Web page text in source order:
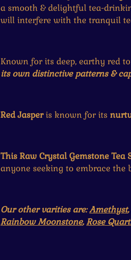
a smooth & delightful tea-
will interfere with the tranquil
Known for its deep, earthy red
its own distinctive patterns &
Red Jasperis known for its
This Raw Crystal Gemstone Tea
anyone seeking to embrace
Our other varities are:Amethyst,
Rainbow Moonstone,Rose